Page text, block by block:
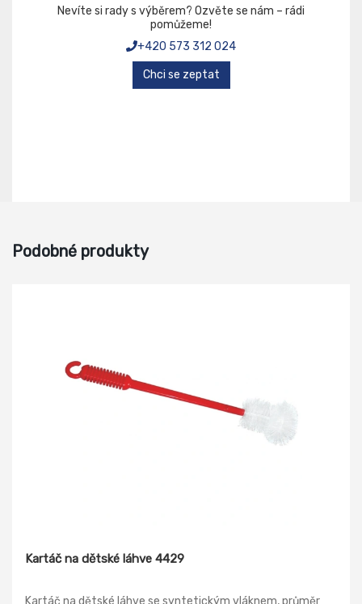
Nevíte si rady s výběrem? Ozvěte se nám – rádi
pomůžeme!
+420 573 312 024
Chci se zeptat
Podobné produkty
Kartáč na dětské láhve 4429